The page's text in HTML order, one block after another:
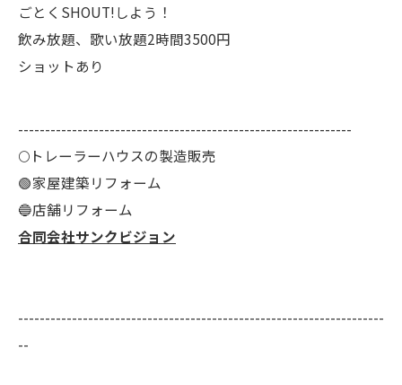
ごとくSHOUT!しよう！
飲み放題、歌い放題2時間3500円
ショットあり
--------------------------------------------------------------
🌕️トレーラーハウスの製造販売
🟢家屋建築リフォーム
🔵店舗リフォーム
合同会社サンクビジョン
--------------------------------------------------------------------
--